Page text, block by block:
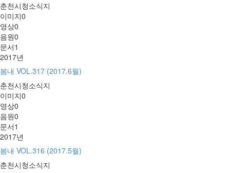
춘천시청소식지
이미지0
영상0
음원0
문서1
2017년
봄내 VOL.317 (2017.6월)
춘천시청소식지
이미지0
영상0
음원0
문서1
2017년
봄내 VOL.316 (2017.5월)
춘천시청소식지